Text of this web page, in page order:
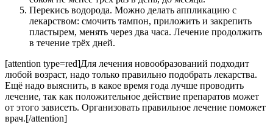
Перекись водорода. Можно делать аппликацию с
лекарством: смочить тампон, приложить и закрепить
пластырем, менять через два часа. Лечение продолжить
в течение трёх дней.
[attention type=red]Для лечения новообразований подходит
любой возраст, надо только правильно подобрать лекарства.
Ещё надо выяснить, в какое время года лучше проводить
лечение, так как положительное действие препаратов может
от этого зависеть. Организовать правильное лечение поможет
врач.[/attention]